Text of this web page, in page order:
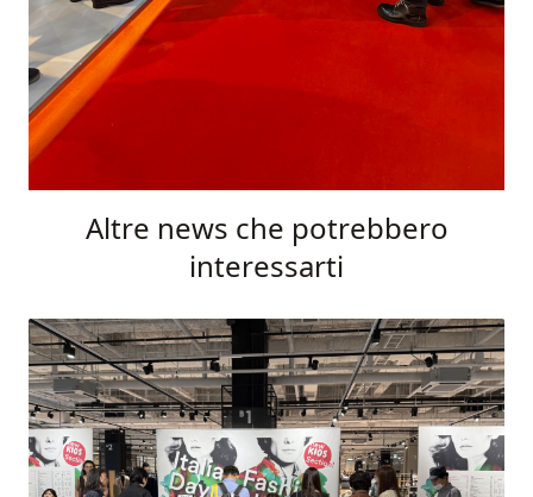
Altre news che potrebbero
interessarti